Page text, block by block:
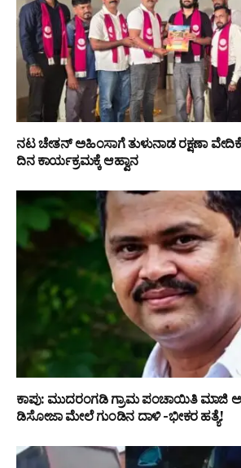
ನಟ ಚೇತನ್ ಅಹಿಂಸಾಗೆ ತುಳುನಾಡ ರಕ್ಷಣಾ
ದಿನ ಕಾರ್ಯಕ್ರಮಕ್ಕೆ ಆಹ್ವಾನ
ಕಾಪು: ಮುದರಂಗಡಿ ಗ್ರಾಮ ಪಂಚಾಯಿತಿ ಮಾಜಿ
ಡಿಸೋಜಾ ಮೇಲೆ ಗುಂಡಿನ ದಾಳಿ -ಭೀಕರ ಹತ್ಯೆ!